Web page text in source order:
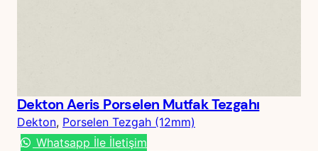
Dekton Aeris Porselen Mutfak Tezgahı
Dekton, Porselen Tezgah (12mm)
Whatsapp İle İletişim